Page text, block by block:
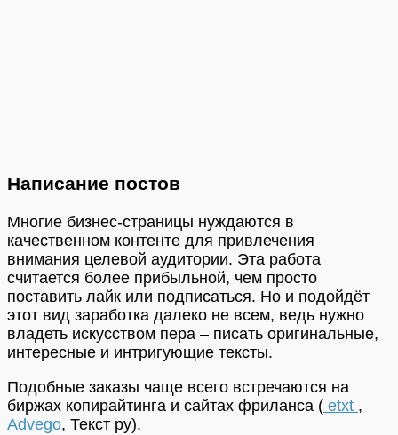
Написание постов
Многие бизнес-страницы нуждаются в
качественном контенте для привлечения
внимания целевой аудитории. Эта работа
считается более прибыльной, чем просто
поставить лайк или подписаться. Но и подойдёт
этот вид заработка далеко не всем, ведь нужно
владеть искусством пера – писать оригинальные,
интересные и интригующие тексты.
Подобные заказы чаще всего встречаются на
биржах копирайтинга и сайтах фриланса ( etxt ,
Advego, Текст ру).